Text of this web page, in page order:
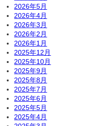
2026年5月
2026年4月
2026年3月
2026年2月
2026年1月
2025年12月
2025年10月
2025年9月
2025年8月
2025年7月
2025年6月
2025年5月
2025年4月